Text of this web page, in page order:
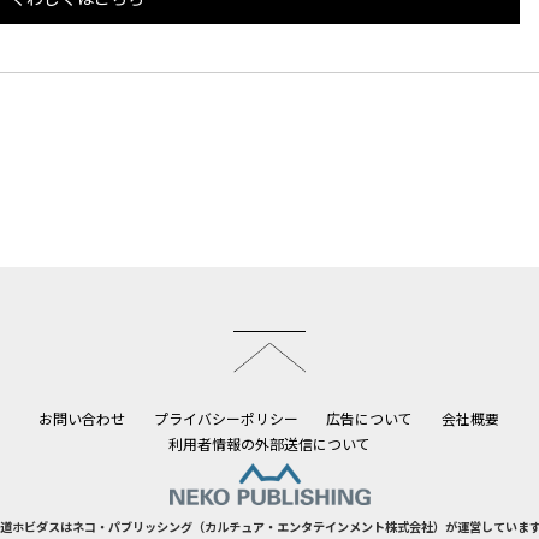
お問い合わせ プライバシーポリシー 広告について
会社概要
利用者情報の外部送信について
ホビダスはネコ・パブリッシング（カルチュア・エンタテインメント株式会社）が運営していま